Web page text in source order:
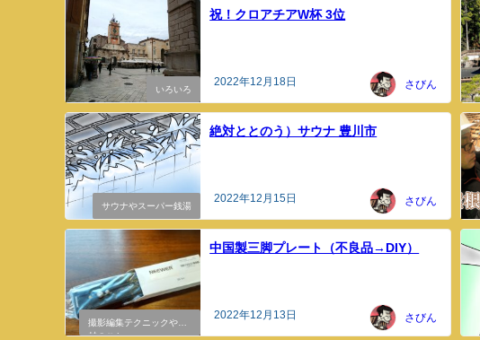
いろいろ
祝！クロアチアW杯 3位
2022年12月18日 さびん
サウナやスーパー銭湯
絶対ととのう）サウナ 豊川市
2022年12月15日 さびん
撮影編集テクニックや機
材のこと
中国製三脚プレート（不良品→DIY）
2022年12月13日 さびん